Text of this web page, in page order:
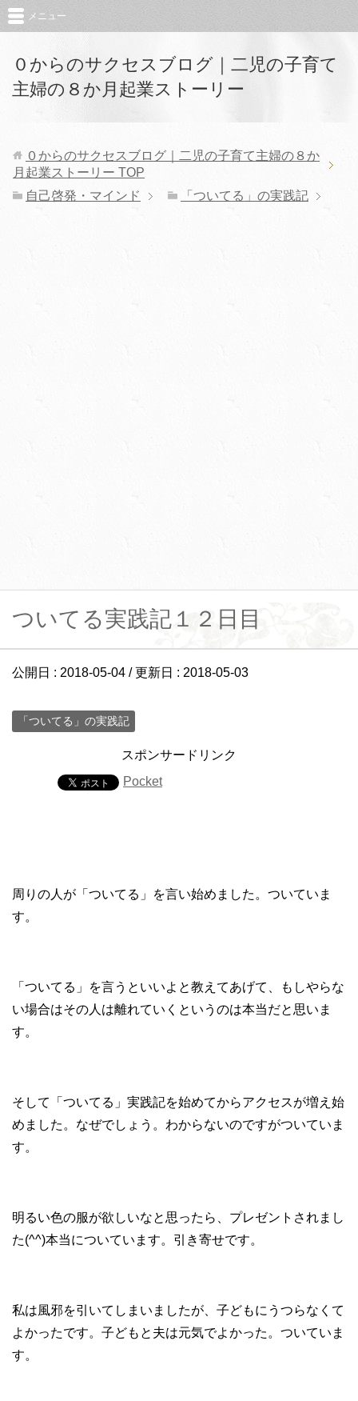
０からのサクセスブログ｜二児の子育て
主婦の８か月起業ストーリー
メニュー
０からのサクセスブログ｜二児の子育て主婦の８か
月起業ストーリー TOP
自己啓発・マインド
「ついてる」の実践記
ついてる実践記１２日目
公開日 : 2018-05-04 / 更新日 : 2018-05-03
「ついてる」の実践記
スポンサードリンク
Pocket
周りの人が「ついてる」を言い始めました。ついていま
す。
「ついてる」を言うといいよと教えてあげて、もしやらな
い場合はその人は離れていくというのは本当だと思いま
す。
そして「ついてる」実践記を始めてからアクセスが増え始
めました。なぜでしょう。わからないのですがついていま
す。
明るい色の服が欲しいなと思ったら、プレゼントされまし
た(^^)本当についています。引き寄せです。
私は風邪を引いてしまいましたが、子どもにうつらなくて
よかったです。子どもと夫は元気でよかった。ついていま
す。